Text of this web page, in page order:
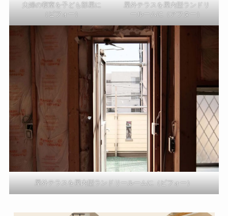
夫婦の寝室を子ども部屋に
（ビフォー）
屋外テラスを屋内型ランドリ
ールームに（アフター）
屋外テラスを屋内型ランドリールームに（ビフォー）